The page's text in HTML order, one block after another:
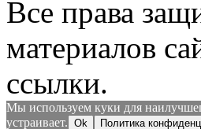
Все права
материалов
ссылки.
Мы используем куки для
устраивает. Ok Политика